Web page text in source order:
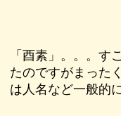
「酉素」。。。す
たのですがまった
は人名など一般的